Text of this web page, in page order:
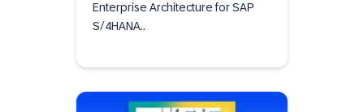
Enterprise Architecture for SAP
S/4HANA..